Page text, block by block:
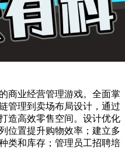
商业经营管理游戏。全面掌
管理到卖场布局设计，通过
造高效零售空间。设计优化
位置提升购物效率；建立多
类和库存；管理员工招聘培